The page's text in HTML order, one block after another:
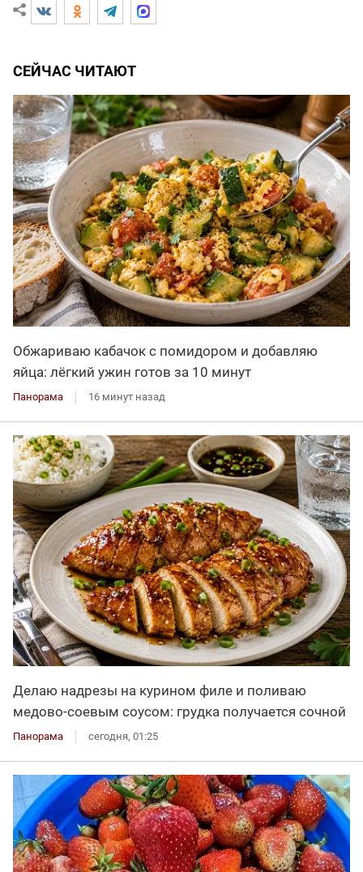
СЕЙЧАС ЧИТАЮТ
Обжариваю кабачок с помидором и добавляю
яйца: лёгкий ужин готов за 10 минут
Панорама 16 минут назад
Делаю надрезы на курином филе и поливаю
медово-соевым соусом: грудка получается сочной
Панорама сегодня, 01:25